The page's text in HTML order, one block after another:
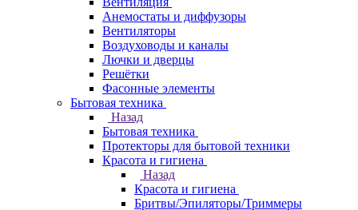
Анемостаты и диффузоры
Вентиляторы
Воздуховоды и каналы
Лючки и дверцы
Решётки
Фасонные элементы
Бытовая техника
Назад
Бытовая техника
Протекторы для бытовой техники
Красота и гигиена
Назад
Красота и гигиена
Бритвы/Эпиляторы/Триммеры